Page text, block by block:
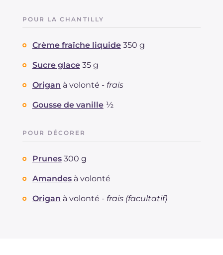
POUR LA CHANTILLY
Crème fraîche liquide 350 g
Sucre glace 35 g
Origan à volonté - frais
Gousse de vanille ½
POUR DÉCORER
Prunes 300 g
Amandes à volonté
Origan à volonté - frais (facultatif)